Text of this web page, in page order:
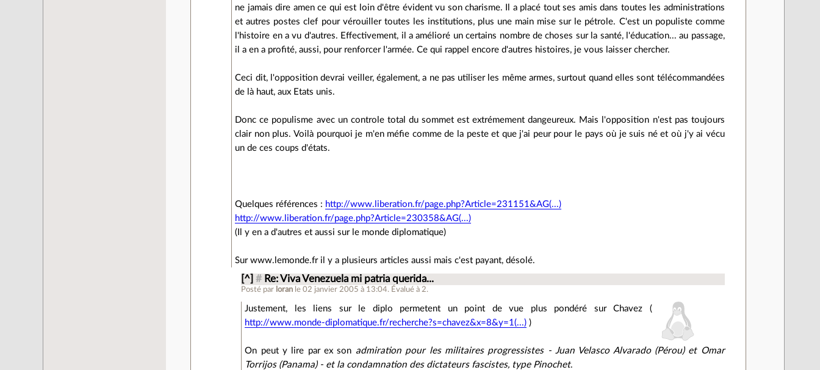
ne jamais dire amen ce qui est loin d'être évident vu son charisme. Il a placé tout ses amis dans toutes les administrations
et autres postes clef pour vérouiller toutes les institutions, plus une main mise sur le pétrole. C'est un populiste comme
l'histoire en a vu d'autres. Effectivement, il a amélioré un certains nombre de choses sur la santé, l'éducation... au passage,
il a en a profité, aussi, pour renforcer l'armée. Ce qui rappel encore d'autres histoires, je vous laisser chercher.
Ceci dit, l'opposition devrai veiller, également, a ne pas utiliser les même armes, surtout quand elles sont télécommandées
de là haut, aux Etats unis.
Donc ce populisme avec un controle total du sommet est extrémement dangeureux. Mais l'opposition n'est pas toujours
clair non plus. Voilà pourquoi je m'en méfie comme de la peste et que j'ai peur pour le pays où je suis né et où j'y ai vécu
un de ces coups d'états.
Quelques références : http://www.liberation.fr/page.php?Article=231151&AG(...)
http://www.liberation.fr/page.php?Article=230358&AG(...)
(Il y en a d'autres et aussi sur le monde diplomatique)
Sur www.lemonde.fr il y a plusieurs articles aussi mais c'est payant, désolé.
[^] # Re: Viva Venezuela mi patria querida...
Posté par loran le 02 janvier 2005 à 13:04. Évalué à 2.
Justement, les liens sur le diplo permetent un point de vue plus pondéré sur Chavez (
http://www.monde-diplomatique.fr/recherche?s=chavez&x=8&y=1(...) )
On peut y lire par ex son admiration pour les militaires progressistes - Juan Velasco Alvarado (Pérou) et Omar
Torrijos (Panama) - et la condamnation des dictateurs fascistes, type Pinochet.